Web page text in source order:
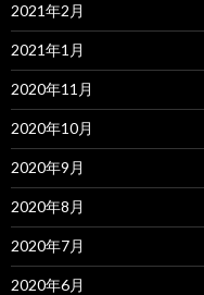
2021年2月
2021年1月
2020年11月
2020年10月
2020年9月
2020年8月
2020年7月
2020年6月